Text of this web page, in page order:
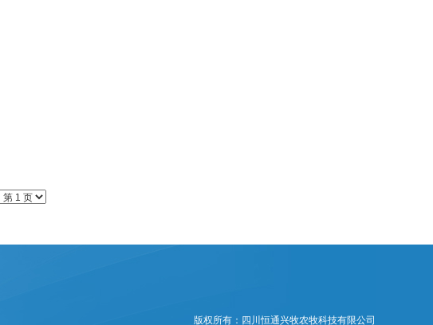
版权所有：四川恒通兴牧农牧科技有限公司